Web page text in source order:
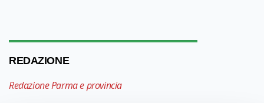
REDAZIONE
Redazione Parma e provincia